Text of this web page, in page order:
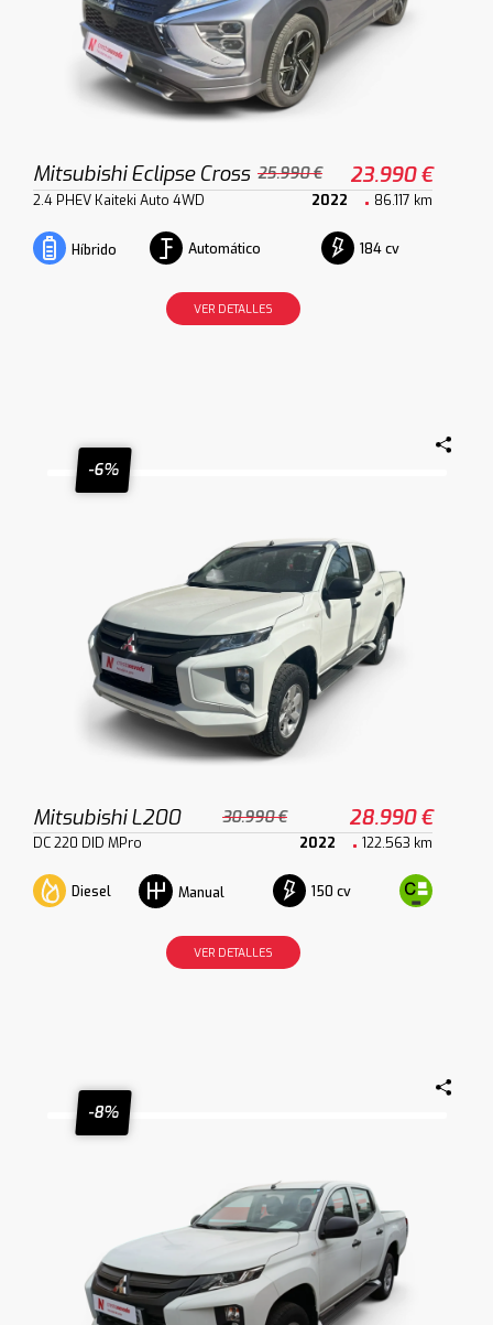
Mitsubishi Eclipse Cross 25.990 € 23.990 €
2.4 PHEV Kaiteki Auto 4WD 2022 86.117 km
Híbrido Automático 184 cv
VER DETALLES
-6%
Mitsubishi L200 30.990 € 28.990 €
DC 220 DID MPro 2022 122.563 km
Diesel Manual 150 cv
VER DETALLES
-8%